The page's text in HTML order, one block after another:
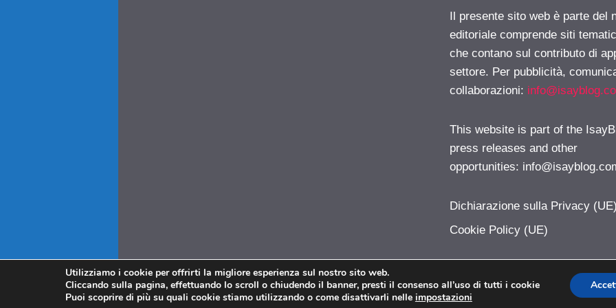
Il presente sito web è parte del
editoriale comprende siti
che contano sul contributo di
settore. Per pubblicità,
collaborazioni:
This website is part of the
press releases and other
opportunities:
Dichiarazione sulla Privacy (UE)
Cookie Policy (UE)
iPhoner.com © 2026. All right reserverd.
Utilizziamo i cookie per offrirti la migliore esperienza sul nostro sito web.
Cliccando sulla pagina, effettuando lo scroll o chiudendo il banner, presti il consenso all’uso di tutti i cookie
Puoi scoprire di più su quali cookie stiamo utilizzando o come disattivarli nelle impostazioni